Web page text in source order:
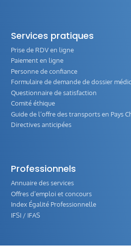
Services pratiques
Prise de RDV en ligne
Paiement en ligne
Personne de confiance
Formulaire de demande de dossier
Questionnaire de satisfaction
Comité éthique
Guide de l‘offre des transports en Pays
Directives anticipées
Professionnels
Annuaire des services
Offres d’emploi et concours
Index Égalité Professionnelle
IFSI / IFAS